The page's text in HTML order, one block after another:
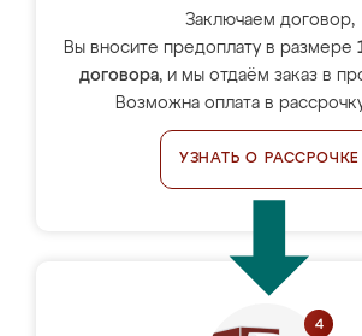
Заключаем договор,
Вы вносите предоплату в размере
договора, и мы отдаём заказ в
Возможна оплата в
УЗНАТЬ О РАССРОЧКЕ